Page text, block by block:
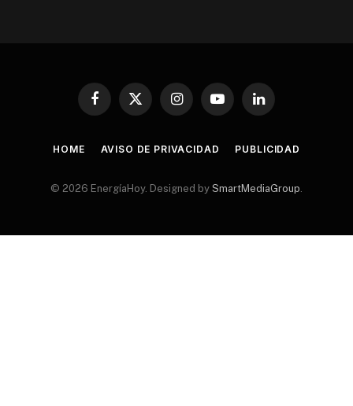
Facebook
X
InstagramYouTubeLinkedIn
HOME AVISO DE PRIVACIDAD PUBLICIDAD
© 2026 EnergíaHoy. Designed by SmartMediaGroup.